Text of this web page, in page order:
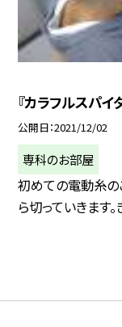
『カラフルスパイ
公開日 2021/12/02
専科のお部屋
初めての電動糸の
ら切っていきます